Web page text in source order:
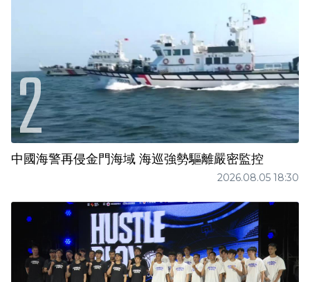
中國海警再侵金門海域 海巡強勢驅離嚴密監控
2026.08.05 18:30